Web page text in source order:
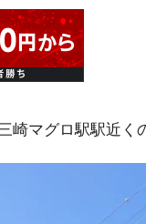
マグロ駅駅近く